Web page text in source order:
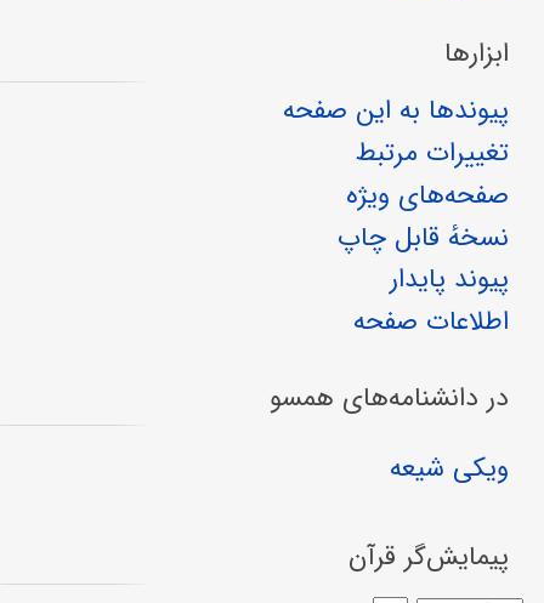
ابزارها
پیوندها به این صفحه
تغییرات مرتبط
صفحه‌های ویژه
نسخهٔ قابل چاپ
پیوند پایدار
اطلاعات صفحه
در دانشنامه‌های همسو
ویکی شیعه
پیمایش‌گر قرآن